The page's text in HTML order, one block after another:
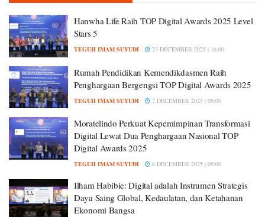
Hanwha Life Raih TOP Digital Awards 2025 Level
Stars 5
TEGUH IMAM SUYUDI 23 DECEMBER 2025 | 16:00
Rumah Pendidikan Kemendikdasmen Raih
Penghargaan Bergengsi TOP Digital Awards 2025
TEGUH IMAM SUYUDI 7 DECEMBER 2025 | 09:00
Moratelindo Perkuat Kepemimpinan Transformasi
Digital Lewat Dua Penghargaan Nasional TOP
Digital Awards 2025
TEGUH IMAM SUYUDI 6 DECEMBER 2025 | 09:00
Ilham Habibie: Digital adalah Instrumen Strategis
Daya Saing Global, Kedaulatan, dan Ketahanan
Ekonomi Bangsa